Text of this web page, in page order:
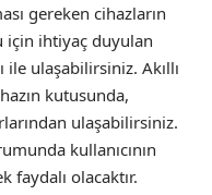
gereken cihazların
için ihtiyaç duyulan
ulaşabilirsiniz. Akıllı
kutusunda,
ulaşabilirsiniz.
kullanıcının
faydalı olacaktır.